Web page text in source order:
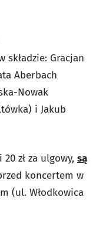
składzie: Gracjan
Aberbach
Nowak
i Jakub
zł za ulgowy, są
koncertem w
(ul. Włodkowica